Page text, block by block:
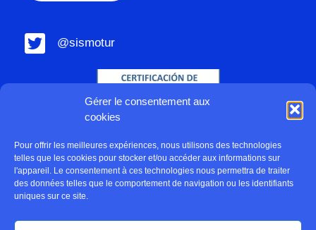
Gérer le consentement aux
cookies
Pour offrir les meilleures expériences, nous utilisons des technologies
telles que les cookies pour stocker et/ou accéder aux informations sur
l'appareil. Le consentement à ces technologies nous permettra de traiter
des données telles que le comportement de navigation ou les identifiants
uniques sur ce site.
@sismotur